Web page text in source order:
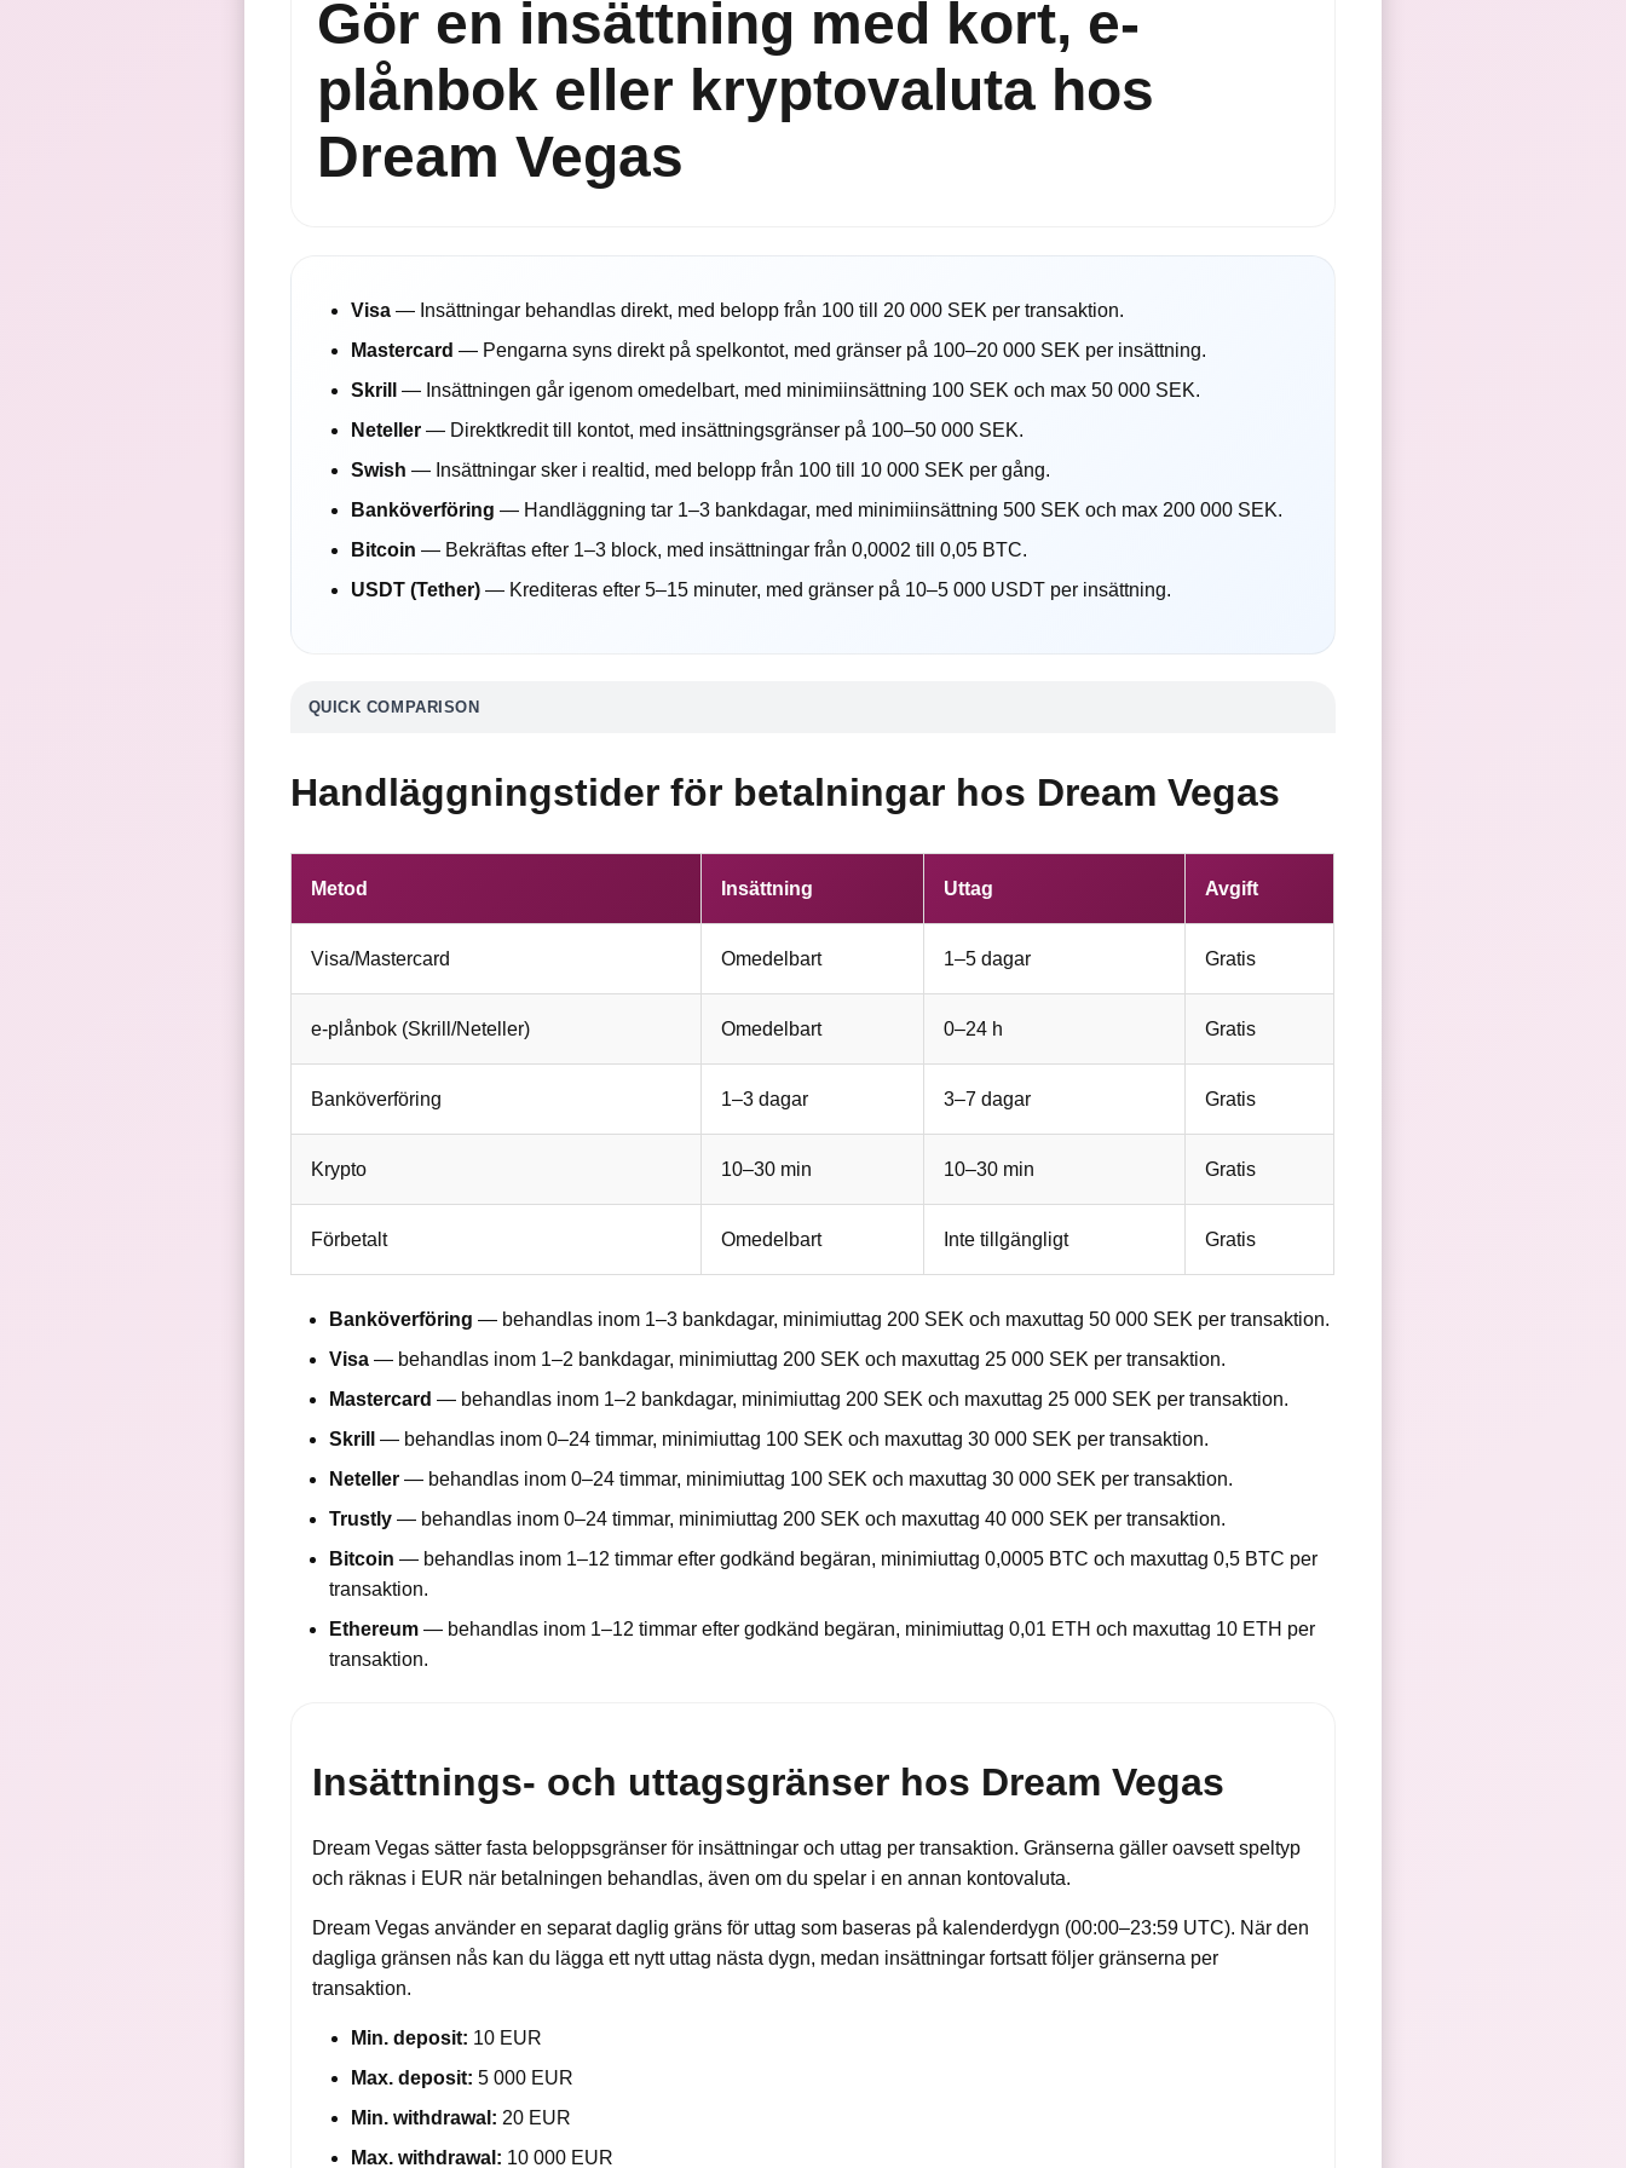
Gör en insättning med kort, e-
plånbok eller kryptovaluta hos
Dream Vegas
Visa — Insättningar behandlas direkt, med belopp från 100 till 20 000 SEK per transaktion.
Mastercard — Pengarna syns direkt på spelkontot, med gränser på 100–20 000 SEK per insättning.
Skrill
— Insättningen går igenom omedelbart, med minimiinsättning 100 SEK och max 50 000 SEK.
Neteller — Direktkredit till kontot, med insättningsgränser på 100–50 000 SEK.
Swish — Insättningar sker i realtid, med belopp från 100 till 10 000 SEK per gång.
Banköverföring — Handläggning tar 1–3 bankdagar, med minimiinsättning 500 SEK och max 200 000 SEK.
Bitcoin — Bekräftas efter 1–3 block, med insättningar från 0,0002 till 0,05 BTC.
USDT (Tether) — Krediteras efter 5–15 minuter, med gränser på 10–5 000 USDT per insättning.
QUICK COMPARISON
Handläggningstider för betalningar hos Dream Vegas
Metod Insättning Uttag Avgift
Visa/Mastercard Omedelbart 1–5 dagar Gratis
e-plånbok (Skrill/Neteller) Omedelbart 0–24 h Gratis
Banköverföring 1–3 dagar 3–7 dagar Gratis
Krypto 10–30 min 10–30 min Gratis
Förbetalt Omedelbart Inte tillgängligt Gratis
Banköverföring — behandlas inom 1–3 bankdagar, minimiuttag 200 SEK och maxuttag 50 000 SEK per transaktion.
Visa — behandlas inom 1–2 bankdagar, minimiuttag 200 SEK och maxuttag 25 000 SEK per transaktion.
Mastercard — behandlas inom 1–2 bankdagar, minimiuttag 200 SEK och maxuttag 25 000 SEK per transaktion.
Skrill
— behandlas inom 0–24 timmar, minimiuttag 100 SEK och maxuttag 30 000 SEK per transaktion.
Neteller — behandlas inom 0–24 timmar, minimiuttag 100 SEK och maxuttag 30 000 SEK per transaktion.
Trustly — behandlas inom 0–24 timmar, minimiuttag 200 SEK och maxuttag 40 000 SEK per transaktion.
Bitcoin — behandlas inom 1–12 timmar efter godkänd begäran, minimiuttag 0,0005 BTC och maxuttag 0,5 BTC per
transaktion.
Ethereum — behandlas inom 1–12 timmar efter godkänd begäran, minimiuttag 0,01 ETH och maxuttag 10 ETH per
transaktion.
Insättnings- och uttagsgränser hos Dream Vegas
Dream Vegas sätter fasta beloppsgränser för insättningar och uttag per transaktion. Gränserna gäller oavsett speltyp
och räknas i EUR när betalningen behandlas, även om du spelar i en annan kontovaluta.
Dream Vegas använder en separat daglig gräns för uttag som baseras på kalenderdygn (00:00–23:59 UTC). När den
dagliga gränsen nås kan du lägga ett nytt uttag nästa dygn, medan insättningar fortsatt följer gränserna per
transaktion.
Min. deposit: 10 EUR
Max. deposit: 5 000 EUR
Min. withdrawal: 20 EUR
Max. withdrawal: 10 000 EUR